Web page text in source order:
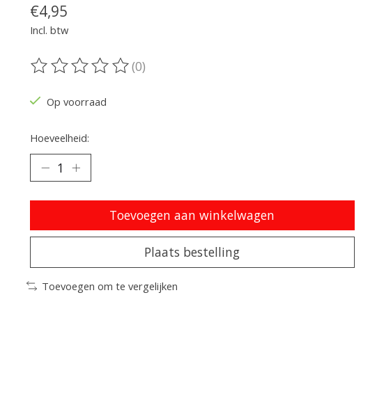
€4,95
Incl. btw
De beoordeling van dit product is
(0)
Op voorraad
Hoeveelheid:
Toevoegen aan winkelwagen
Plaats bestelling
Toevoegen om te vergelijken